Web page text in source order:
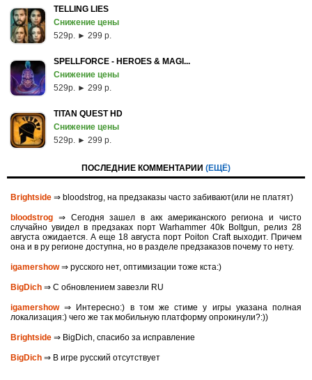
TELLING LIES
Снижение цены
529p. ► 299 р.
SPELLFORCE - HEROES & MAGI...
Снижение цены
529p. ► 299 р.
TITAN QUEST HD
Снижение цены
529p. ► 299 р.
ПОСЛЕДНИЕ КОММЕНТАРИИ (ЕЩЁ)
Brightside ⇒ bloodstrog, на предзаказы часто забивают(или не платят)
bloodstrog ⇒ Сегодня зашел в акк американского региона и чисто
случайно увидел в предзаках порт Warhammer 40k Boltgun, релиз 28
августа ожидается. A eще 18 августа порт Poiton Сraft выходит. Причем
она и в ру регионе доступна, но в разделе предзаказов почему то нету.
igamershow⇒ русского нет, оптимизации тоже кста:)
BigDich ⇒ С обновлением завезли RU
igamershow⇒ Интересно:) в том же стиме у игры указана полная
локализация:) чего же так мобильную платформу опрокинули?:))
Brightside ⇒ BigDich, спасибо за исправление
BigDich ⇒ В игре русский отсутствует